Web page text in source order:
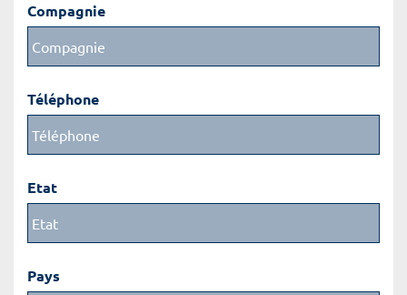
Compagnie
Téléphone
Etat
Pays